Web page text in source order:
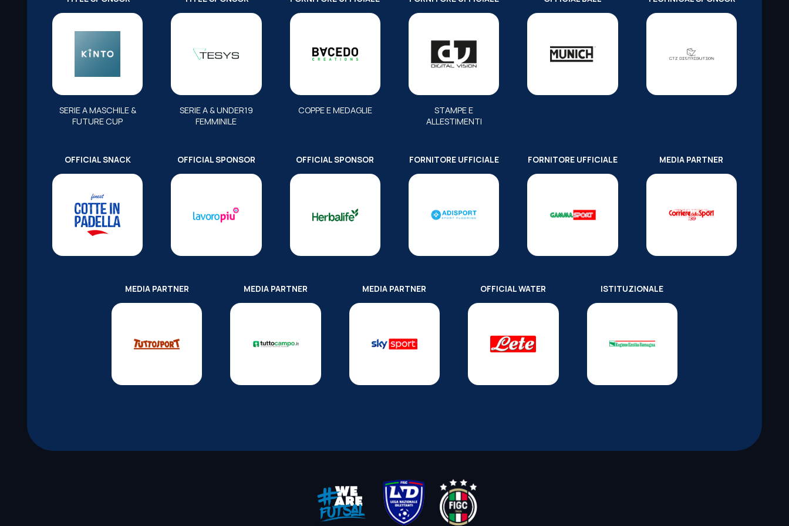
SERIE A MASCHILE &
FUTURE CUP
SERIE A & UNDER19
FEMMINILE
COPPE E MEDAGLIE
STAMPE E
ALLESTIMENTI
OFFICIAL SNACK OFFICIAL SPONSOR OFFICIAL SPONSOR FORNITORE UFFICIALE FORNITORE UFFICIALE MEDIA PARTNER
MEDIA PARTNER MEDIA PARTNER MEDIA PARTNER OFFICIAL WATER ISTITUZIONALE